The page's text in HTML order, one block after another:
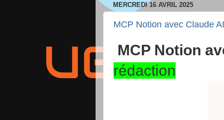
MERCREDI 16 AVRIL 2025
MCP Notion avec Claude AI
MCP Notion
rédaction